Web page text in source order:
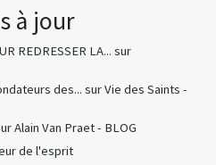
à jour
REDRESSER LA... sur
des... surVie des Saints -
Alain Van Praet - BLOG
de l'esprit